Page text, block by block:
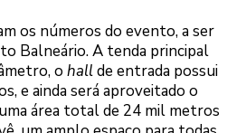
os números do evento, a ser
Balneário. A tenda principal
o hallde entrada possui
e ainda será aproveitado o
área total de 24 mil metros